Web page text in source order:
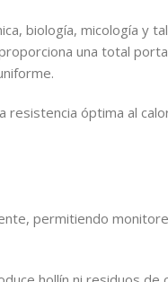
biología, micología y
una total
resistencia óptima al
permitiendo